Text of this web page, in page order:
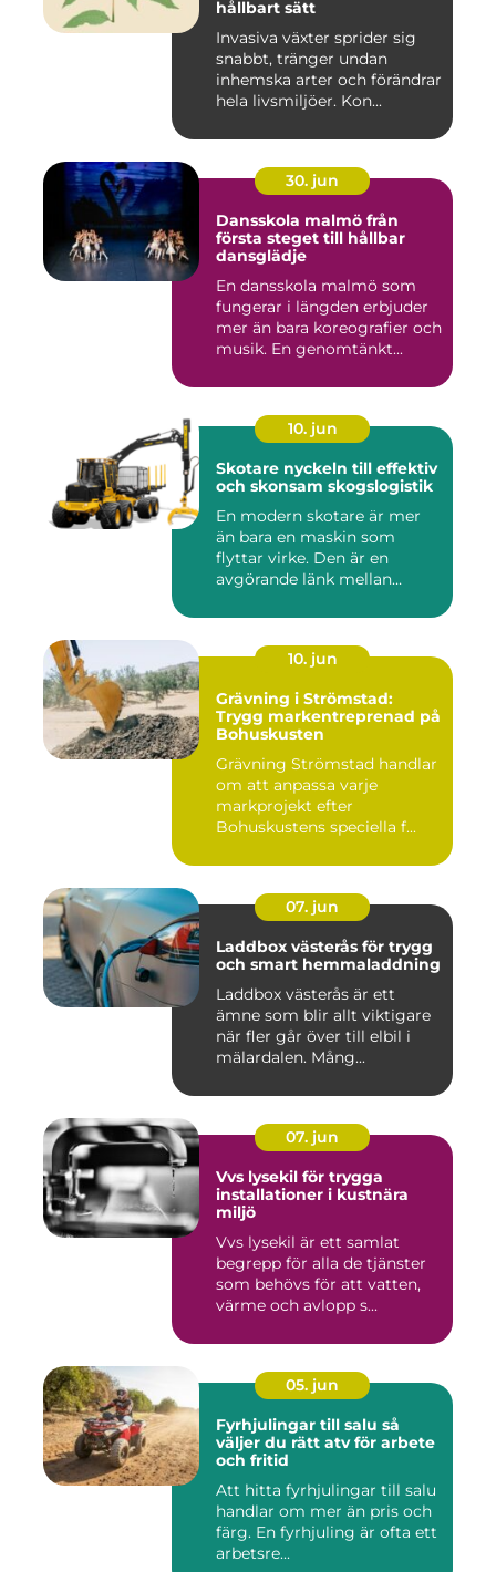
hållbart sätt
Invasiva växter sprider sig
snabbt, tränger undan
inhemska arter och förändrar
hela livsmiljöer. Kon...
30. jun
Dansskola malmö från
första steget till hållbar
dansglädje
En dansskola malmö som
fungerar i längden erbjuder
mer än bara koreografier och
musik. En genomtänkt...
10. jun
Skotare nyckeln till effektiv
och skonsam skogslogistik
En modern skotare är mer
än bara en maskin som
flyttar virke. Den är en
avgörande länk mellan
10. jun
Grävning i Strömstad:
Trygg markentreprenad på
Bohuskusten
Grävning Strömstad handlar
om att anpassa varje
markprojekt efter
Bohuskustens speciella f...
07. jun
Laddbox västerås för trygg
och smart hemmaladdning
Laddbox västerås är ett
ämne som blir allt viktigare
när fler går över till elbil i
mälardalen. Mång...
07. jun
Vvs lysekil för trygga
installationer i kustnära
miljö
Vvs lysekil är ett samlat
begrepp för alla de tjänster
som behövs för att vatten,
värme och avlopp s...
05. jun
Fyrhjulingar till salu så
väljer du rätt atv för arbete
och fritid
Att hitta fyrhjulingar till salu
handlar om mer än pris och
färg. En fyrhjuling är ofta ett
arbetsre...